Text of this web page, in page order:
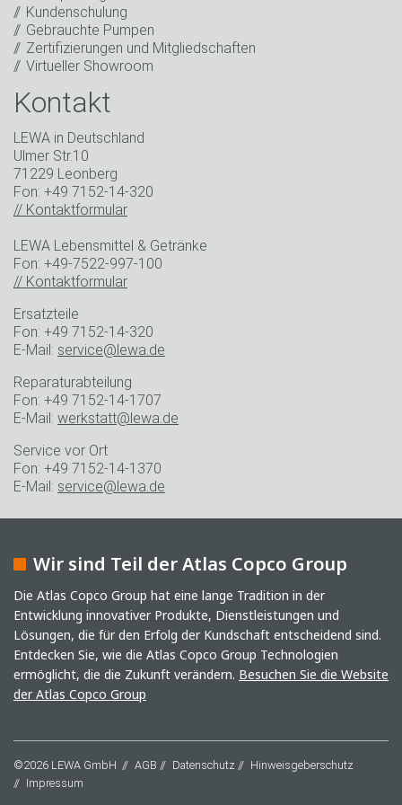
* Pflichtfeld
Kundenschulung
Gebrauchte Pumpen
Zertifizierungen und Mitgliedschaften
Virtueller Showroom
Kontakt
LEWA in Deutschland
Ulmer Str.10
71229 Leonberg
Fon: +49 7152-14-320
// Kontaktformular
LEWA Lebensmittel & Getränke
Fon: +49-7522-997-100
// Kontaktformular
Ersatzteile
Fon: +49 7152-14-320
E-Mail: service@lewa.de
Reparaturabteilung
Fon: +49 7152-14-1707
E-Mail: werkstatt@lewa.de
Service vor Ort
Fon: +49 7152-14-1370
E-Mail: service@lewa.de
Wir sind Teil der Atlas Copco Group
Die Atlas Copco Group hat eine lange Tradition in der
Entwicklung innovativer Produkte, Dienstleistungen und
Lösungen, die für den Erfolg der Kundschaft entscheidend sind.
Entdecken Sie, wie die Atlas Copco Group Technologien
ermöglicht, die die Zukunft verändern. Besuchen Sie die Website
der Atlas Copco Group
©2026 LEWA GmbH AGB Datenschutz
Hinweisgeberschutz
Impressum